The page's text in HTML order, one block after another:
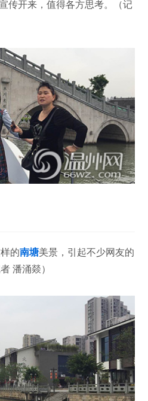
传开来，值得各方思考。（记
的南塘美景，引起不少网友的
潘涌燚）